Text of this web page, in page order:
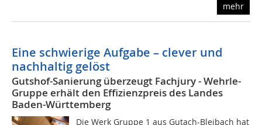
mehr
Eine schwierige Aufgabe – clever und
nachhaltig gelöst
Gutshof-Sanierung überzeugt Fachjury - Wehrle-
Gruppe erhält den Effizienzpreis des Landes
Baden-Württemberg
Die Werk Gruppe 1 aus Gutach-Bleibach hat